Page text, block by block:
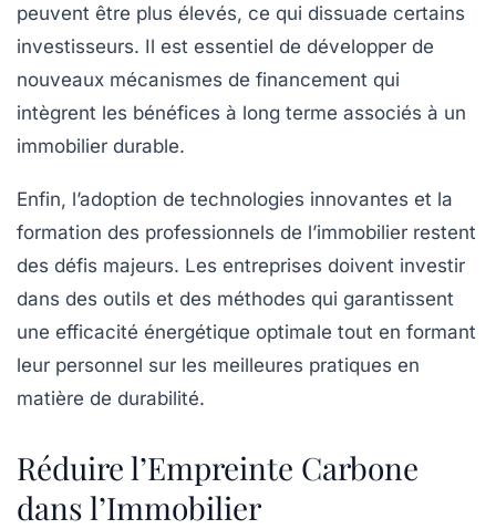
peuvent être plus élevés, ce qui dissuade certains
investisseurs. Il est essentiel de développer de
nouveaux mécanismes de financement qui
intègrent les bénéfices à long terme associés à un
immobilier durable.
Enfin, l’adoption de technologies innovantes et la
formation des professionnels de l’immobilier restent
des défis majeurs. Les entreprises doivent investir
dans des outils et des méthodes qui garantissent
une efficacité énergétique optimale tout en formant
leur personnel sur les meilleures pratiques en
matière de durabilité.
Réduire l’Empreinte Carbone
dans l’Immobilier